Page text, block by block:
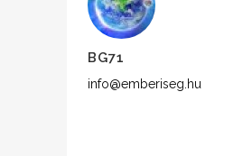
BG71
info@emberiseg.hu